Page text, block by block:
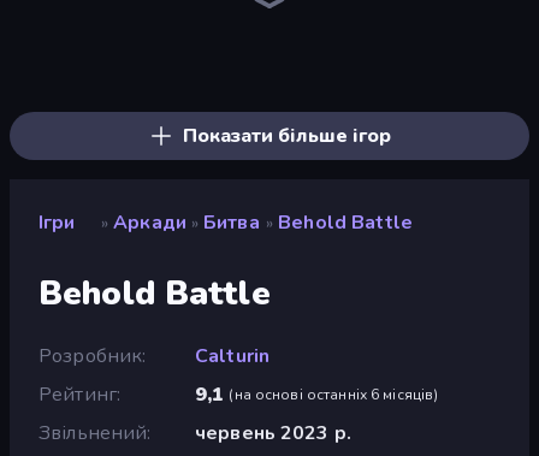
Показати більше ігор
Ігри » Аркади » Битва » Behold Battle
Behold Battle
Розробник
Calturin
Рейтинг
9,1 (на основі останніх 6 місяців)
Звільнений
червень 2023 р.